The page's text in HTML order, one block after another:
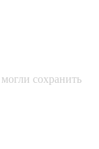
сохранить